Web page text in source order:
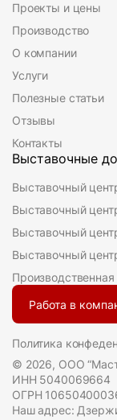
Проекты и цены
Производство
О компании
Услуги
Полезные статьи
Отзывы
Контакты
Выставочные
Выставочный
Выставочный
Выставочный
Выставочный
Производственная
Работа в
Политика
© 2026, ООО
ИНН 5040069664
ОГРН
Наш адрес: